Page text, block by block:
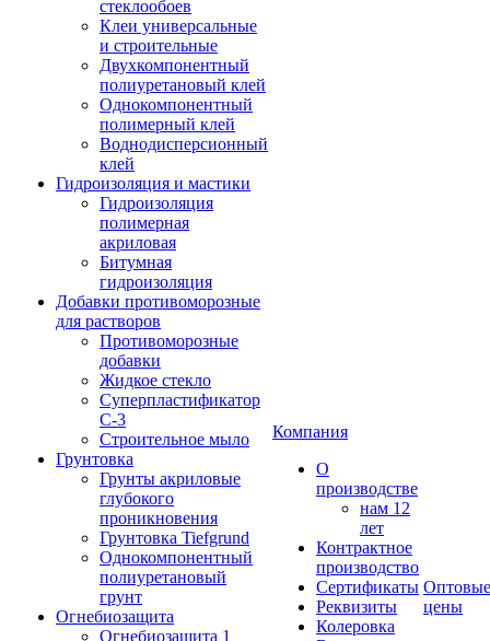
стеклообоев
Клеи универсальные
и строительные
Двухкомпонентный
полиуретановый клей
Однокомпонентный
полимерный клей
Воднодисперсионный
клей
Гидроизоляция и мастики
Гидроизоляция
полимерная
акриловая
Битумная
гидроизоляция
Добавки противоморозные
для растворов
Противоморозные
добавки
Жидкое стекло
Суперпластификатор
С-3
Строительное мыло
Грунтовка
Грунты акриловые
глубокого
проникновения
Грунтовка Tiefgrund
Однокомпонентный
полиуретановый
грунт
Огнебиозащита
Огнебиозащита 1
Компания
О
производстве
нам 12
лет
Контрактное
производство
Сертификаты
Реквизиты
Колеровка
Оптовые
цены